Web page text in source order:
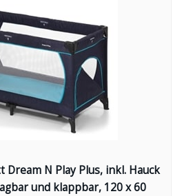
N Play Plus, inkl. Hauck
und klappbar, 120 x 60